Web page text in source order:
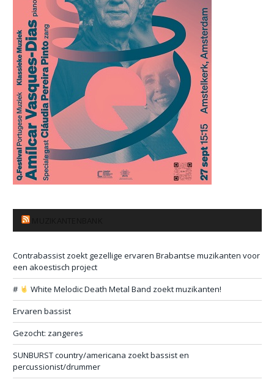
Contrabassist zoekt gezellige ervaren Brabantse muzikanten voor
een akoestisch project
#
White Melodic Death Metal Band zoekt muzikanten!
Ervaren bassist
Gezocht: zangeres
SUNBURST country/americana zoekt bassist en
percussionist/drummer